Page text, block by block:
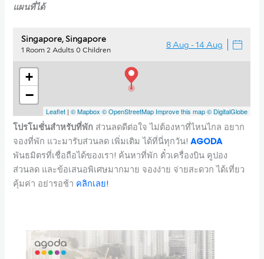
แผนที่ได้
โปรโมชั่นสำหรับที่พัก ส่วนลดดีต่อใจ ไม่ต้องหาที่ไหนไกล อยาก
จองที่พัก แวะมารับส่วนลด เพิ่มเติม ได้ที่นี่ทุกวัน!AGODA
พันธมิตรที่เชื่อถือได้ของเรา! ค้นหาที่พัก ตั๋วเครื่องบิน คูปอง
ส่วนลด และข้อเสนอพิเศษมากมาย จองง่าย จ่ายสะดวก ได้เที่ยว
คุ้มค่า อย่ารอช้า คลิกเลย!